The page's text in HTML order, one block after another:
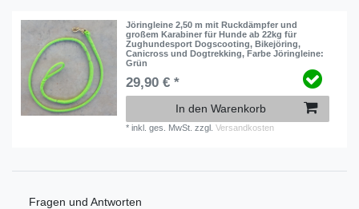
Jöringleine 2,50 m mit Ruckdämpfer und
großem Karabiner für Hunde ab 22kg für
Zughundesport Dogscooting, Bikejöring,
Canicross und Dogtrekking, Farbe Jöringleine:
Grün
29,90 € *
In den Warenkorb
*inkl. ges. MwSt. zzgl.Versandkosten
Fragen und Antworten